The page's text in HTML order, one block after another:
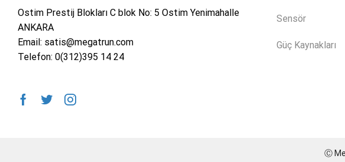
Ostim Prestij Blokları C blok No: 5 Ostim Yenimahalle
ANKARA
Email: satis@megatrun.com
Telefon: 0(312)395 14 24
Sensör
Güç Kaynakları
Ⓒ